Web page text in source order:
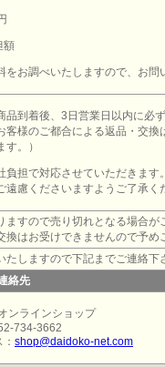
額
お調べいたしますので、お問
到着後、3日営業日以内に必ず
様のご都合による返品・交換
。）
担で対応させていただきます。
慮くださいますようご了承く
すので売り切れとなる場合が
はお受けできませんので予め
しますので下記までご連絡下
絡先
ンラインショップ
734-3662
shop@daidoko-net.com